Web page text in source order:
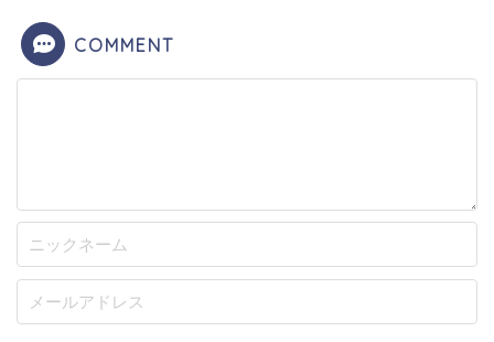
COMMENT